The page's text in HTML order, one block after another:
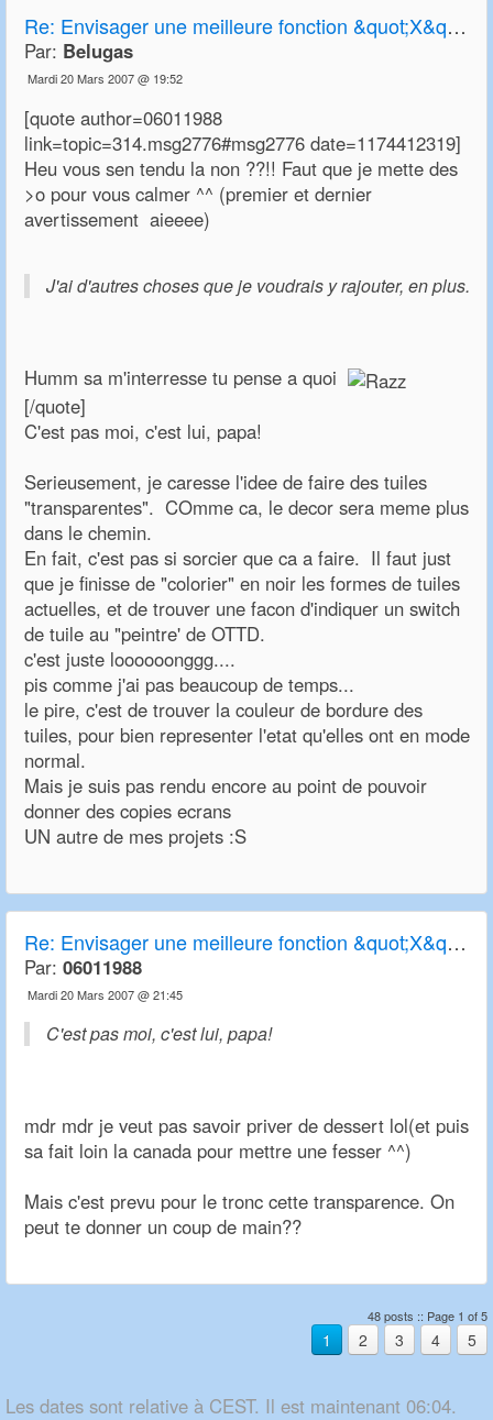
Re: Envisager une meilleure fonction &quot;X&quot; de transparence
Par: Belugas
Mardi 20 Mars 2007 @ 19:52
[quote author=06011988
link=topic=314.msg2776#msg2776 date=1174412319]
Heu vous sen tendu la non ??!! Faut que je mette des
>o pour vous calmer ^^ (premier et dernier
avertissement aieeee)
J'ai d'autres choses que je voudrais y rajouter, en plus.
Humm sa m'interresse tu pense a quoi
[/quote]
C'est pas moi, c'est lui, papa!
Serieusement, je caresse l'idee de faire des tuiles
"transparentes". COmme ca, le decor sera meme plus
dans le chemin.
En fait, c'est pas si sorcier que ca a faire. Il faut just
que je finisse de "colorier" en noir les formes de tuiles
actuelles, et de trouver une facon d'indiquer un switch
de tuile au "peintre' de OTTD.
c'est juste loooooonggg....
pis comme j'ai pas beaucoup de temps...
le pire, c'est de trouver la couleur de bordure des
tuiles, pour bien representer l'etat qu'elles ont en mode
normal.
Mais je suis pas rendu encore au point de pouvoir
donner des copies ecrans
UN autre de mes projets :S
Re: Envisager une meilleure fonction &quot;X&quot; de transparence
Par: 06011988
Mardi 20 Mars 2007 @ 21:45
C'est pas moi, c'est lui, papa!
mdr mdr je veut pas savoir priver de dessert lol(et puis
sa fait loin la canada pour mettre une fesser ^^)
Mais c'est prevu pour le tronc cette transparence. On
peut te donner un coup de main??
48 posts :: Page 1 of 5
1 2 3 4 5
Les dates sont relative à CEST. Il est maintenant 06:04.